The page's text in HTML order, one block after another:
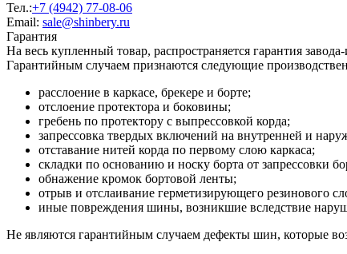
Тел.:+7 (4942) 77-08-06
Email: sale@shinbery.ru
Гарантия
На весь купленный товар, распространяется гарантия
Гарантийным случаем признаются следующие
расслоение в каркасе, брекере и борте;
отслоение протектора и боковины;
гребень по протектору с выпрессовкой корда;
запрессовка твердых включений на внутренней и
отставание нитей корда по первому слою каркаса;
складки по основанию и носку борта от запрессовки
обнажение кромок бортовой ленты;
отрыв и отслаивание герметизирующего резинового
иные повреждения шины, возникшие вследствие
Не являются гарантийным случаем дефекты шин, которые